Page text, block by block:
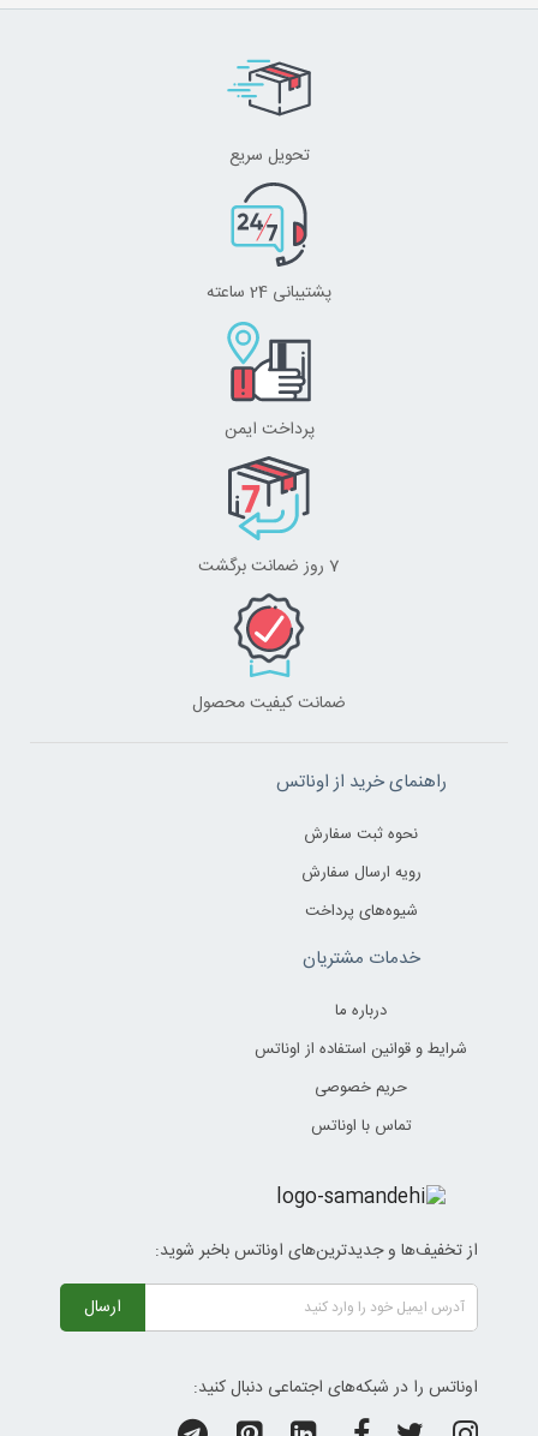
تحویل سریع
پشتیبانی 24 ساعته
پرداخت ایمن
7 روز ضمانت برگشت
ضمانت کیفیت محصول
راهنمای خرید از اوناتس
نحوه ثبت سفارش
رویه ارسال سفارش
شیوه‌های پرداخت
خدمات مشتریان
درباره ما
شرایط و قوانین استفاده از اوناتس
حریم خصوصی
تماس با اوناتس
از تخفیف‌ها و جدیدترین‌های اوناتس باخبر شوید:
ارسال
اوناتس را در شبکه‌های اجتماعی دنبال کنید: